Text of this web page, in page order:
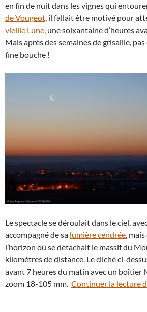
en fin de nuit dans les vignes qui
de Vougeot, il fallait être motivé pour
vieille Lune, une soixantaine d’heures
Mais après des semaines de grisaille,
fine bouche !
Le spectacle se déroulait dans le ciel,
accompagné de sa lumière cendrée ,
l’horizon où se détachait le massif du
kilomètres de distance. Le cliché ci-
avant 7 heures du matin avec un boîtier
zoom 18-105 mm. Continuer la lecture